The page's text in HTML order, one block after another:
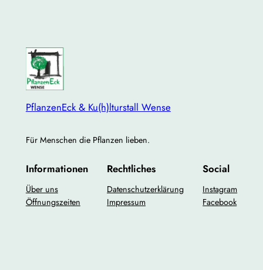
PflanzenEck & Ku(h)lturstall Wense
Für Menschen die Pflanzen lieben.
Informationen
Über uns
Öffnungszeiten
Rechtliches
Datenschutzerklärung
Impressum
Social
Instagram
Facebook